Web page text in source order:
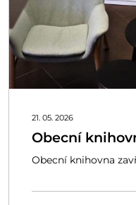
21. 05. 2026
Obecní
Obecní knihovna